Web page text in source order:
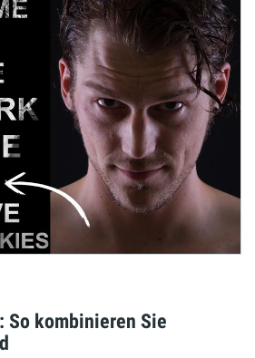
So kombinieren Sie